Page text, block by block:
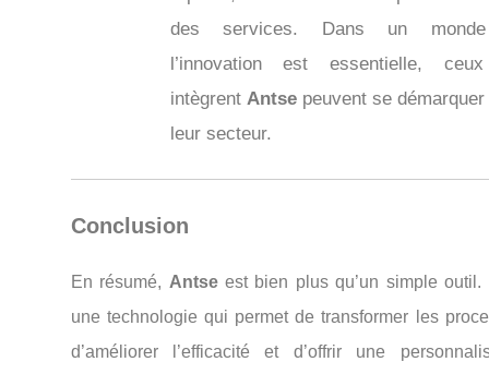
des services. Dans un
l’innovation est essentielle,
intègrent Antsepeuvent se démarquer
leur secteur.
Conclusion
En résumé, Antseest bien plus qu’un simple outil.
une technologie qui permet de transformer les
d’améliorer l’efficacité et d’offrir une